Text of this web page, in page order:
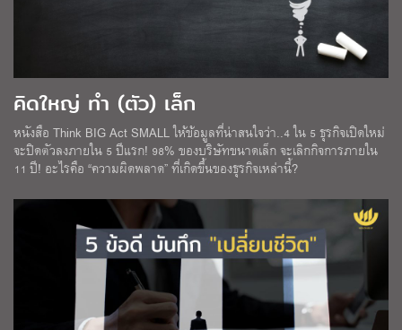
คิดใหญ่ ทำ (ตัว) เล็ก
หนังสือ Think BIG Act SMALL ให้ข้อมูลที่น่าสนใจว่า..4 ใน 5 ธุรกิจเปิดใหม่
จะปิดตัวลงภายใน 5 ปีแรก! 98% ของบริษัทขนาดเล็ก จะเลิกกิจการภายใน
11 ปี! อะไรคือ “ความผิดพลาด” ที่เกิดขึ้นของธุรกิจเหล่านี้?